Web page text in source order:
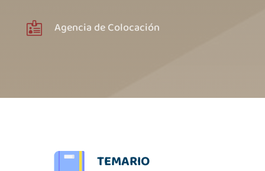
 Agencia de Colocación
TEMARIO